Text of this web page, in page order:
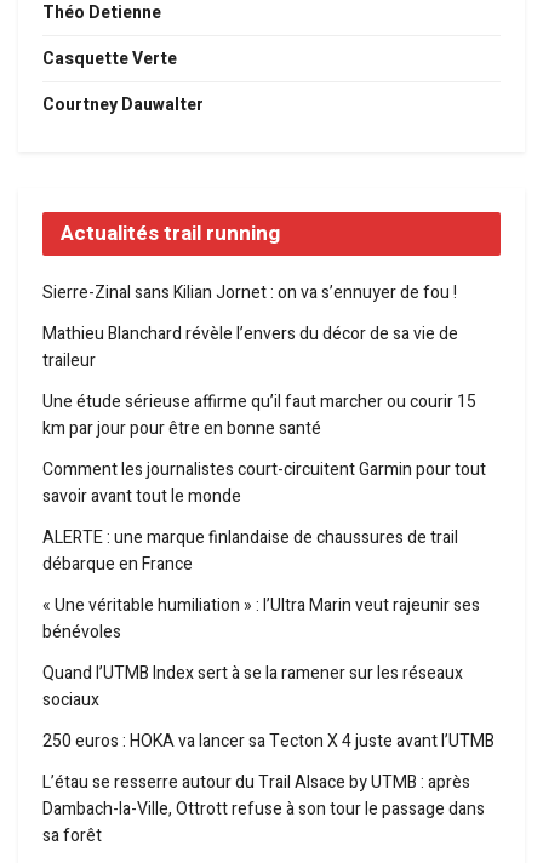
Théo Detienne
Casquette Verte
Courtney Dauwalter
Actualités trail running
Sierre-Zinal sans Kilian Jornet : on va s’ennuyer de fou !
Mathieu Blanchard révèle l’envers du décor de sa vie de
traileur
Une étude sérieuse affirme qu’il faut marcher ou courir 15
km par jour pour être en bonne santé
Comment les journalistes court-circuitent Garmin pour tout
savoir avant tout le monde
ALERTE : une marque finlandaise de chaussures de trail
débarque en France
« Une véritable humiliation » : l’Ultra Marin veut rajeunir ses
bénévoles
Quand l’UTMB Index sert à se la ramener sur les réseaux
sociaux
250 euros : HOKA va lancer sa Tecton X 4 juste avant l’UTMB
L’étau se resserre autour du Trail Alsace by UTMB : après
Dambach-la-Ville, Ottrott refuse à son tour le passage dans
sa forêt